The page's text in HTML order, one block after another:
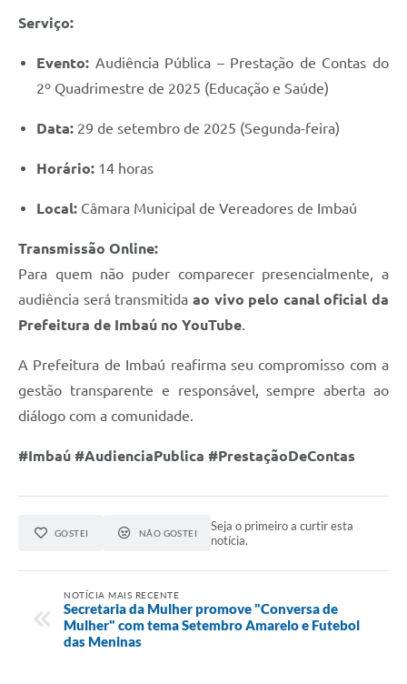
Serviço:
Evento: Audiência Pública – Prestação de Contas do
2º Quadrimestre de 2025 (Educação e Saúde)
Data: 29 de setembro de 2025 (Segunda-feira)
Horário: 14 horas
Local: Câmara Municipal de Vereadores de Imbaú
Transmissão Online:
Para quem não puder comparecer presencialmente, a
audiência será transmitida ao vivo pelo canal oficial da
Prefeitura de Imbaú no YouTube.
A Prefeitura de Imbaú reafirma seu compromisso com a
gestão transparente e responsável, sempre aberta ao
diálogo com a comunidade.
#Imbaú #AudienciaPublica #PrestaçãoDeContas
GOSTEI NÃO GOSTEI
Seja o primeiro a curtir esta
notícia.
NOTÍCIA MAIS RECENTE
Secretaria da Mulher promove "Conversa de
Mulher" com tema Setembro Amarelo e Futebol
das Meninas